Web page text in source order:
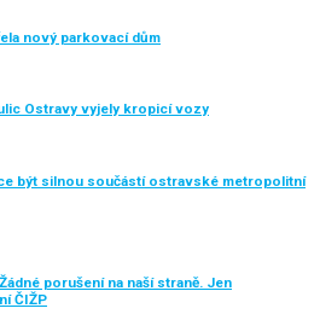
nový parkovací dům
Ostravy vyjely kropicí vozy
být silnou součástí ostravské metropolitní
porušení na naší straně. Jen
ČIŽP